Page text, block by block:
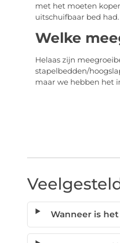
met het moeten
uitschuifbaar bed had.
Welke
Helaas zijn
stapelbedden/
maar we hebben het
Wanneer is